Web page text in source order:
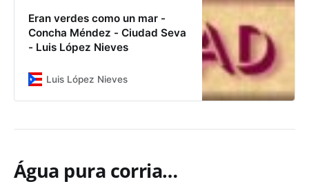
Eran verdes como un mar -
Concha Méndez - Ciudad Seva
- Luis López Nieves
Luis López Nieves
Água pura corria…